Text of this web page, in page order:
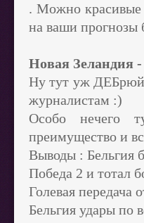
. Можно красивые
на ваши прогнозы
Новая Зеландия
Ну тут уж
журналистам :)
Особо нечего
преимущество и
Выводы : Бельгия
Победа 2 и тотал
Голевая передача
Бельгия удары по